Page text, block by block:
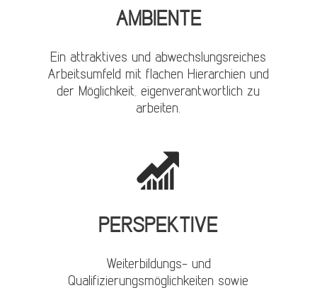
AMBIENTE
Ein attraktives und abwechslungsreiches
Arbeitsumfeld mit flachen Hierarchien und
der Möglichkeit, eigenverantwortlich zu
arbeiten.
PERSPEKTIVE
Weiterbildungs- und
Qualifizierungsmöglichkeiten sowie